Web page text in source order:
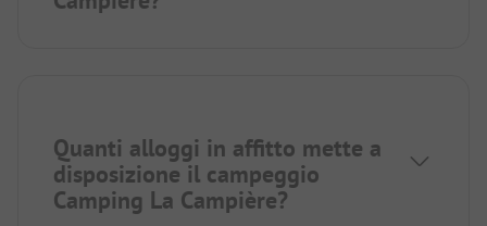
Quanti alloggi in affitto mette a
disposizione il campeggio
Camping La Campière?